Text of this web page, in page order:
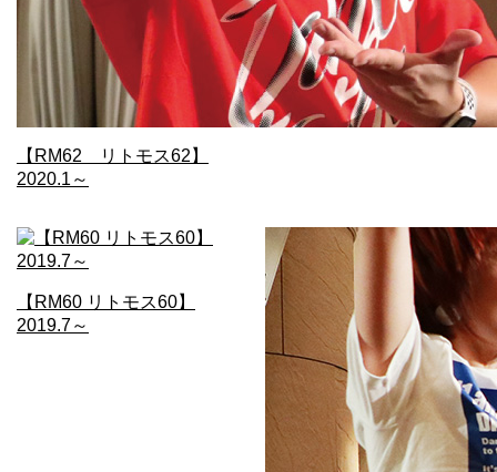
【RM62 リトモス62】
2020.1～
【RM60 リトモス60】
2019.7～